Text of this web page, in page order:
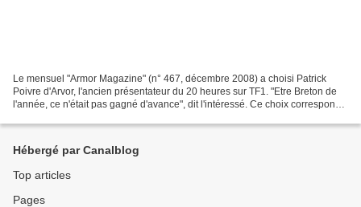
Le mensuel "Armor Magazine" (n° 467, décembre 2008) a choisi Patrick
Poivre d'Arvor, l'ancien présentateur du 20 heures sur TF1. "Etre Breton de
l'année, ce n'était pas gagné d'avance", dit l'intéressé. Ce choix correspond
Hébergé par Canalblog
Top articles
Pages